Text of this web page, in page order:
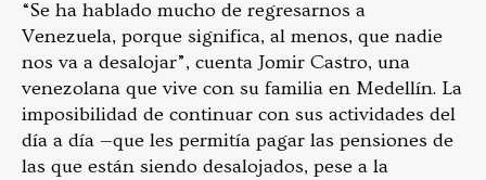
“Se ha hablado mucho de regresarnos a
Venezuela, porque significa, al menos, que nadie
nos va a desalojar”, cuenta Jomir Castro, una
venezolana que vive con su familia en Medellín. La
imposibilidad de continuar con sus actividades del
día a día —que les permitía pagar las pensiones de
las que están siendo desalojados, pese a la